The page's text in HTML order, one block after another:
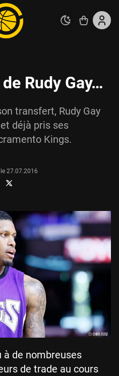
Rudy Gay…
transfert, Rudy Gay
déjà pris ses
Kings.
27.07.2016
à de nombreuses
de trade au cours